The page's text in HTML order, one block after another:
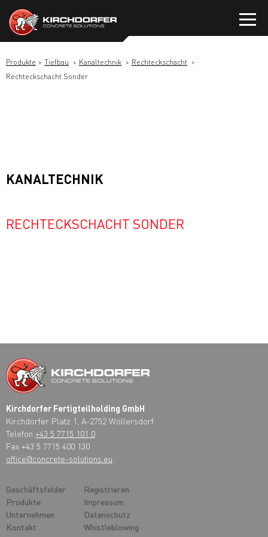
Inhalt
springen
Produkte Tiefbau Kanaltechnik
Rechteckschacht
Rechteckschacht Sonder
KANALTECHNIK
RECHTECKSCHACHT SONDER
Kirchdorfer Fertigteilholding GmbH
Kirchdorfer Platz 1, A-2752 Wöllersdorf
Telefon +43 5 7715 101 0
Fax +43 5 7715 400 130
office@concrete-solutions.eu
Geschäftsfelder
Produkte
Unternehmen
Kontakt
Registrieren
Impressum
Datenschutz
Whistleblowing